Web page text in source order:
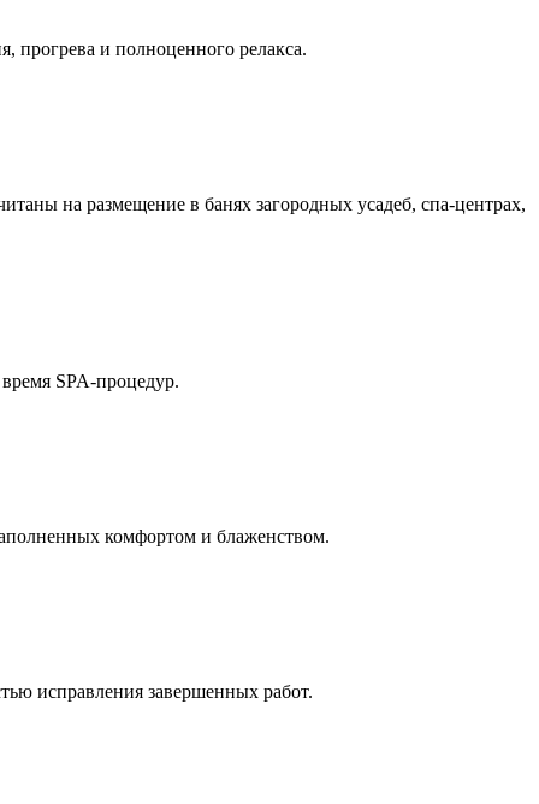
прогрева и полноценного релакса.
на размещение в банях загородных усадеб, спа-центрах,
SPA-процедур.
комфортом и блаженством.
исправления завершенных работ.